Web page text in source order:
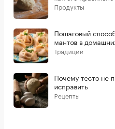
Продукты
Пошаговый
мантов в
Традиции
Почему тесто не
исправить
Рецепты